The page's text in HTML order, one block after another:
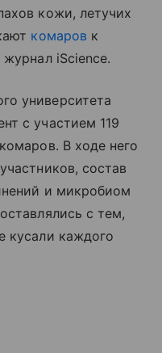
кожи, летучих
комаров к
iScience.
университета
с участием 119
В ходе него
состав
и микробиом
с тем,
кусали каждого